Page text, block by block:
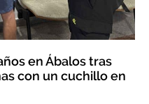
en Ábalos tras
con un cuchillo en